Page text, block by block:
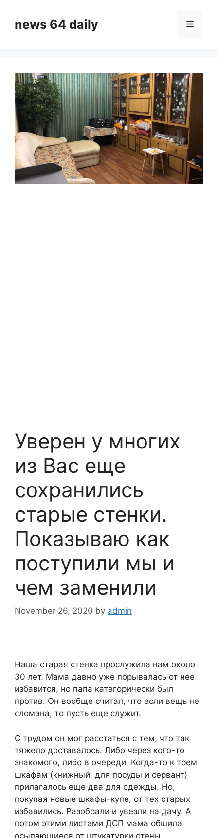
contentnews 64 daily Menu
Уверен у многих
из Вас еще
сохранились
старые стенки.
Показываю как
поступили мы и
чем заменили
November 26, 2020 by admin
Наша старая стенка прослужила нам около
30 лет. Мама давно уже порывалась от нее
избавится, но папа категорически был
против. Он вообще считал, что если вещь не
сломана, то пусть еще служит.
С трудом он мог расстаться с тем, что так
тяжело доставалось. Либо через кого-то
знакомого, либо в очереди. Когда-то к трем
шкафам (книжный, для посуды и сервант)
прилагалось еще два для одежды. Но,
покупая новые шкафы-купе, от тех старых
избавились. Разобрали и увезли на дачу. А
потом этими листами ДСП мама обшила
осыпающиеся от штукатурки стены.